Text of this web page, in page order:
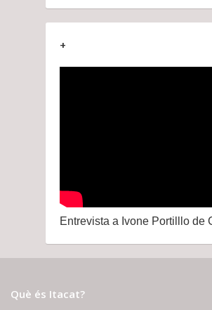
+
Entrevista a Ivone Portilllo de
Què és Itacat?